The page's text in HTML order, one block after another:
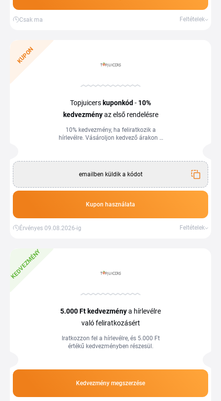
Csak ma Feltételek
KUPON
Topjuicers kuponkód - 10%
kedvezményaz első rendelésre
10% kedvezmény, ha feliratkozik a
hírlevélre. Vásároljon kedvező árakon a
emailben küldik a kódot
Kupon használata
Érvényes 09.08.2026-ig Feltételek
KEDVEZMÉNY
5.000 Ft kedvezménya hírlevélre
való feliratkozásért
Iratkozzon fel a hírlevélre, és 5.000 Ft
értékű kedvezményben részesül.
Kedvezmény megszerzése